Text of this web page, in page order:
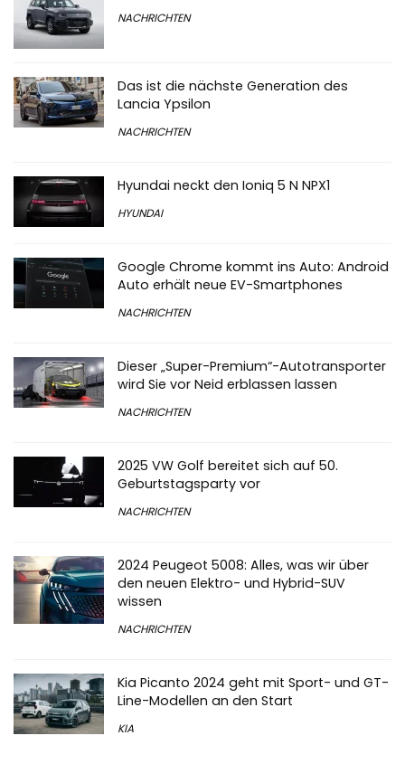
NACHRICHTEN
Das ist die nächste Generation des
Lancia Ypsilon
NACHRICHTEN
Hyundai neckt den Ioniq 5 N NPX1
HYUNDAI
Google Chrome kommt ins Auto: Android
Auto erhält neue EV-Smartphones
NACHRICHTEN
Dieser „Super-Premium“-Autotransporter
wird Sie vor Neid erblassen lassen
NACHRICHTEN
2025 VW Golf bereitet sich auf 50.
Geburtstagsparty vor
NACHRICHTEN
2024 Peugeot 5008: Alles, was wir über
den neuen Elektro- und Hybrid-SUV
wissen
NACHRICHTEN
Kia Picanto 2024 geht mit Sport- und GT-
Line-Modellen an den Start
KIA